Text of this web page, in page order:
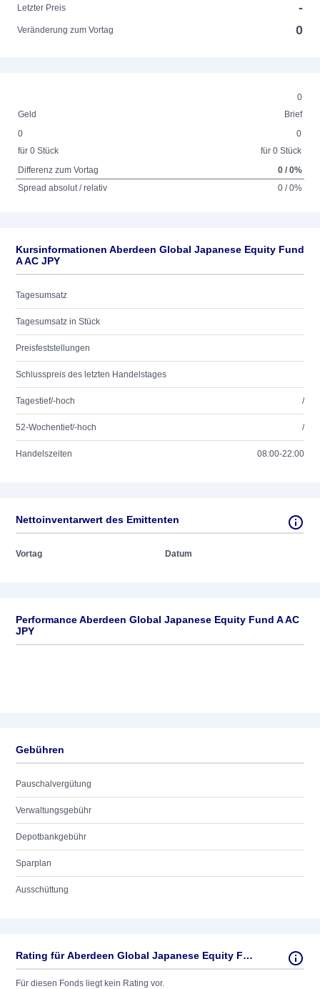
Letzter Preis
-
Veränderung zum Vortag 0
0
Geld
Brief
0
für 0 Stück
0
für 0 Stück
Differenz zum Vortag
0 / 0%
Spread absolut / relativ
0 / 0%
Kursinformationen Aberdeen Global Japanese Equity Fund
A AC JPY
Tagesumsatz
Tagesumsatz in Stück
Preisfeststellungen
Schlusspreis des letzten Handelstages
Tagestief/-hoch /
52-Wochentief/-hoch /
Handelszeiten 08:00-22:00
Nettoinventarwert des Emittenten
Vortag Datum
Performance Aberdeen Global Japanese Equity Fund A AC
JPY
Gebühren
Pauschalvergütung
Verwaltungsgebühr
Depotbankgebühr
Sparplan
Ausschüttung
Rating für Aberdeen Global Japanese Equity Fund A AC JPY
Für diesen Fonds liegt kein Rating vor.